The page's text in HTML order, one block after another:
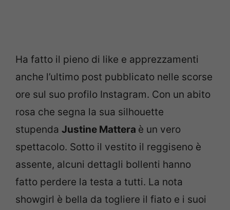
Ha fatto il pieno di like e apprezzamenti
anche l’ultimo post pubblicato nelle scorse
ore sul suo profilo Instagram. Con un abito
rosa che segna la sua silhouette
stupenda Justine Mattera è un vero
spettacolo. Sotto il vestito il reggiseno è
assente, alcuni dettagli bollenti hanno
fatto perdere la testa a tutti. La nota
showgirl è bella da togliere il fiato e i suoi